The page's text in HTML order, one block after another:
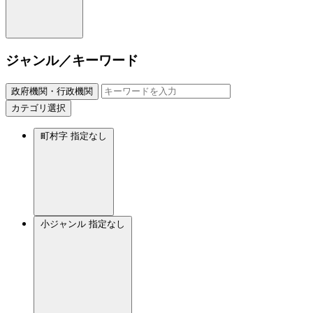
ジャンル／キーワード
政府機関・行政機関
カテゴリ選択
町村字 指定なし
小ジャンル 指定なし